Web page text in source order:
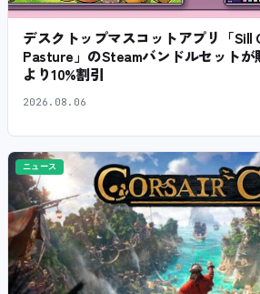
デスクトップマスコットアプリ「Sill
Pasture」のSteamバンドルセット
より10%割引
2026.08.06
ニュース